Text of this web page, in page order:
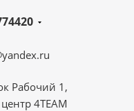
Рабочий 1,
4TEAM